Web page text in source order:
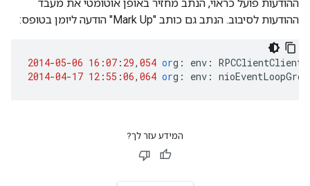
ההודעות פועל כראוי, הנתב מחזיר באופן אוטומטי את מעבד
ההודעות לסיבוב. הנתב גם כותב "Mark Up" הודעה ליומן בטופס:
2014-05-06 16 :07 : 29, 054 org : env :
2014-04-17 12 : 55 :06, 064 org : env :
המידע עזר לך?